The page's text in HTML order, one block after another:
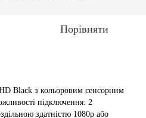
Порівняти
Black з кольоровим сенсорним
підключення: 2
здатністю 1080p або